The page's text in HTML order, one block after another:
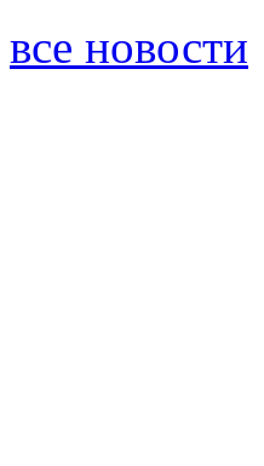
все новости